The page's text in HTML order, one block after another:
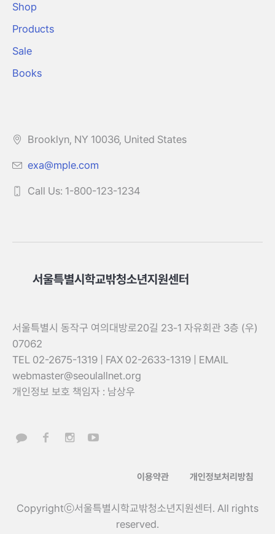
Shop
Products
Sale
Books
Brooklyn, NY 10036, United States
exa@mple.com
Call Us: 1-800-123-1234
서울특별시학교밖청소년지원센터
서울특별시 동작구 여의대방로20길 23-1 자유회관 3층 (우)
07062
TEL 02-2675-1319 | FAX 02-2633-1319 | EMAIL
webmaster@seoulallnet.org
개인정보 보호 책임자 : 남상우
이용약관 개인정보처리방침
Copyrightⓒ서울특별시학교밖청소년지원센터. All rights
reserved.